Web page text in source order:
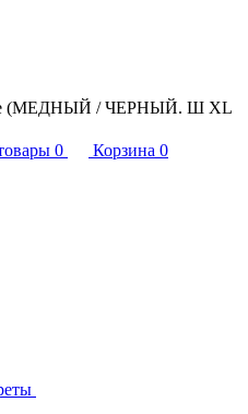
(МЕДНЫЙ / ЧЕРНЫЙ. Ш XL
0 Корзина 0